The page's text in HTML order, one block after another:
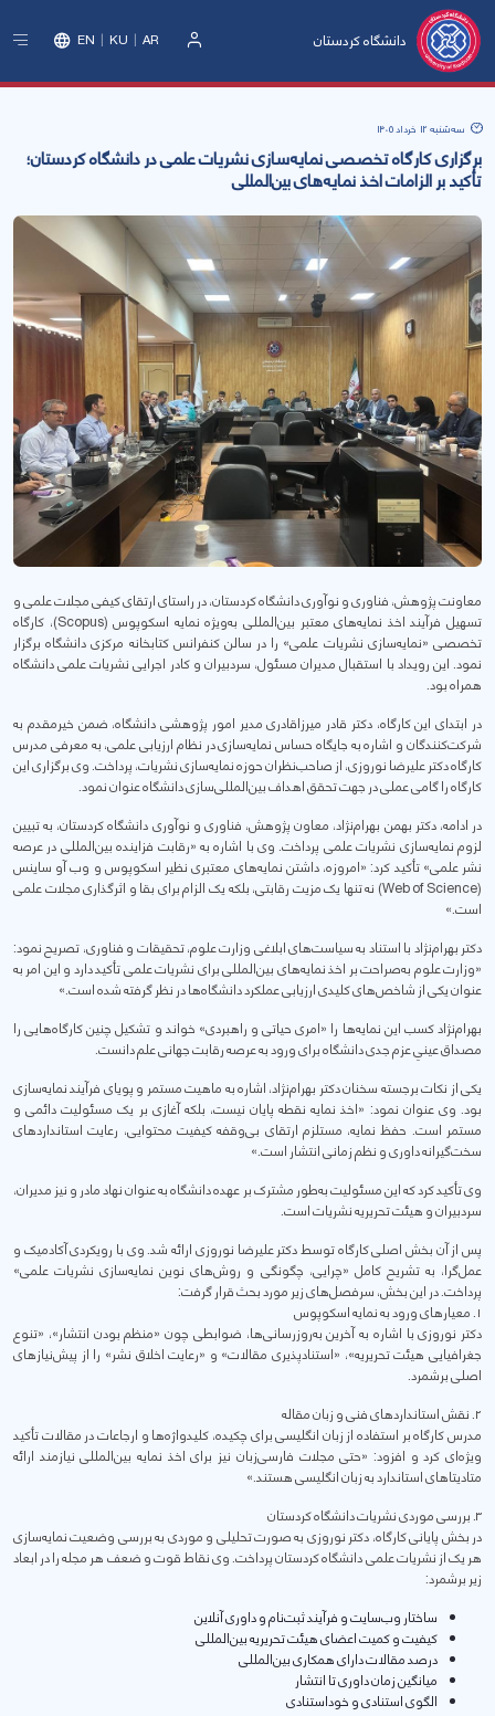
دانشگاه کردستان EN KU AR
سه‌شنبه 12 خرداد 1405
برگزاری کارگاه تخصصی نمایه‌سازی نشریات علمی در دانشگاه کردستان؛
تأکید بر الزامات اخذ نمایه‌های بین‌المللی
معاونت پژوهش، فناوری و نوآوری دانشگاه کردستان، در راستای ارتقای کیفی مجلات علمی و
تسهیل فرآیند اخذ نمایه‌های معتبر بین‌المللی به‌ویژه نمایه اسکوپوس (Scopus)، کارگاه
تخصصی «نمایه‌سازی نشریات علمی» را در سالن کنفرانس کتابخانه مرکزی دانشگاه برگزار
نمود. این رویداد با استقبال مدیران مسئول، سردبیران و کادر اجرایی نشریات علمی دانشگاه
همراه بود.
در ابتدای این کارگاه، دکتر قادر میرزاقادری مدیر امور پژوهشی دانشگاه، ضمن خیرمقدم به
شرکت‌کنندگان و اشاره به جایگاه حساس نمایه‌سازی در نظام ارزیابی علمی، به معرفی مدرس
کارگاه دکتر علیرضا نوروزی، از صاحب‌نظران حوزه نمایه‌سازی نشریات، پرداخت. وی برگزاری این
کارگاه را گامی عملی در جهت تحقق اهداف بین‌المللی‌سازی دانشگاه عنوان نمود.
در ادامه، دکتر بهمن بهرام‌نژاد، معاون پژوهش، فناوری و نوآوری دانشگاه کردستان، به تبیین
لزوم نمایه‌سازی نشریات علمی پرداخت. وی با اشاره به «رقابت فزاینده بین‌المللی در عرصه
نشر علمی» تأکید کرد: «امروزه، داشتن نمایه‌های معتبری نظیر اسکوپوس و وب آو ساینس
(Web of Science) نه تنها یک مزیت رقابتی، بلکه یک الزام برای بقا و اثرگذاری مجلات علمی
است.»
دکتر بهرام‌نژاد با استناد به سیاست‌های ابلاغی وزارت علوم، تحقیقات و فناوری، تصریح نمود:
«وزارت علوم به‌صراحت بر اخذ نمایه‌های بین‌المللی برای نشریات علمی تأکید دارد و این امر به
عنوان یکی از شاخص‌های کلیدی ارزیابی عملکرد دانشگاه‌ها در نظر گرفته شده است.»
بهرام‌نژاد کسب این نمایه‌ها را «امری حیاتی و راهبردی» خواند و تشکیل چنین کارگاه‌هایی را
مصداق عینیِ عزم جدی دانشگاه برای ورود به عرصه رقابت جهانی علم دانست.
یکی از نکات برجسته سخنان دکتر بهرام‌نژاد، اشاره به ماهیت مستمر و پویای فرآیند نمایه‌سازی
بود. وی عنوان نمود: «اخذ نمایه نقطه پایان نیست، بلکه آغازی بر یک مسئولیت دائمی و
مستمر است. حفظ نمایه، مستلزم ارتقای بی‌وقفه کیفیت محتوایی، رعایت استانداردهای
سخت‌گیرانه داوری و نظم زمانی انتشار است.»
وی تأکید کرد که این مسئولیت به‌طور مشترک بر عهده دانشگاه به عنوان نهاد مادر و نیز مدیران،
سردبیران و هیئت تحریریه نشریات است.
پس از آن بخش اصلی کارگاه توسط دکتر علیرضا نوروزی ارائه شد. وی با رویکردی آکادمیک و
عمل‌گرا، به تشریح کامل «چرایی، چگونگی و روش‌های نوین نمایه‌سازی نشریات علمی»
پرداخت. در این بخش، سرفصل‌های زیر مورد بحث قرار گرفت:
۱. معیارهای ورود به نمایه اسکوپوس
دکتر نوروزی با اشاره به آخرین به‌روزرسانی‌ها، ضوابطی چون «منظم بودن انتشار»، «تنوع
جغرافیایی هیئت تحریریه»، «استنادپذیری مقالات» و «رعایت اخلاق نشر» را از پیش‌نیازهای
اصلی برشمرد.
۲. نقش استانداردهای فنی و زبان مقاله
مدرس کارگاه بر استفاده از زبان انگلیسی برای چکیده، کلیدواژه‌ها و ارجاعات در مقالات تأکید
ویژه‌ای کرد و افزود: «حتی مجلات فارسی‌زبان نیز برای اخذ نمایه بین‌المللی نیازمند ارائه
متادیتاهای استاندارد به زبان انگلیسی هستند.»
۳. بررسی موردی نشریات دانشگاه کردستان
در بخش پایانی کارگاه، دکتر نوروزی به صورت تحلیلی و موردی به بررسی وضعیت نمایه‌سازی
هر یک از نشریات علمی دانشگاه کردستان پرداخت. وی نقاط قوت و ضعف هر مجله را در ابعاد
زیر برشمرد:
ساختار وب‌سایت و فرآیند ثبت‌نام و داوری آنلاین
کیفیت و کمیت اعضای هیئت تحریریه بین‌المللی
درصد مقالات دارای همکاری بین‌المللی
میانگین زمان داوری تا انتشار
الگوی استنادی و خوداستنادی